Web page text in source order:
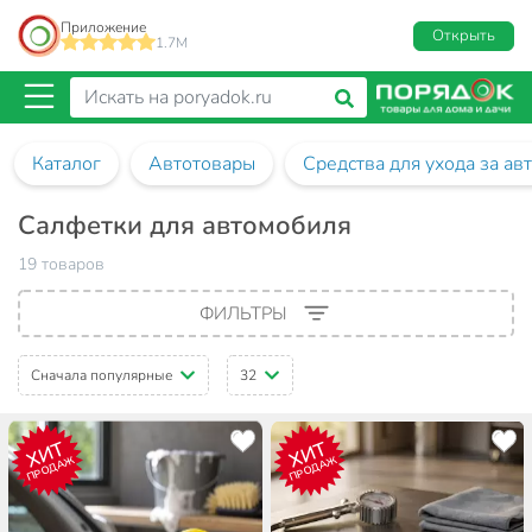
Приложение
1.7M
Открыть
Каталог Автотовары Средства для ухода за
Салфетки для автомобиля
19 товаров
ФИЛЬТРЫ
Сначала популярные 32
ХИТ
ПРОДАЖ ХИТ
ПРОДАЖ